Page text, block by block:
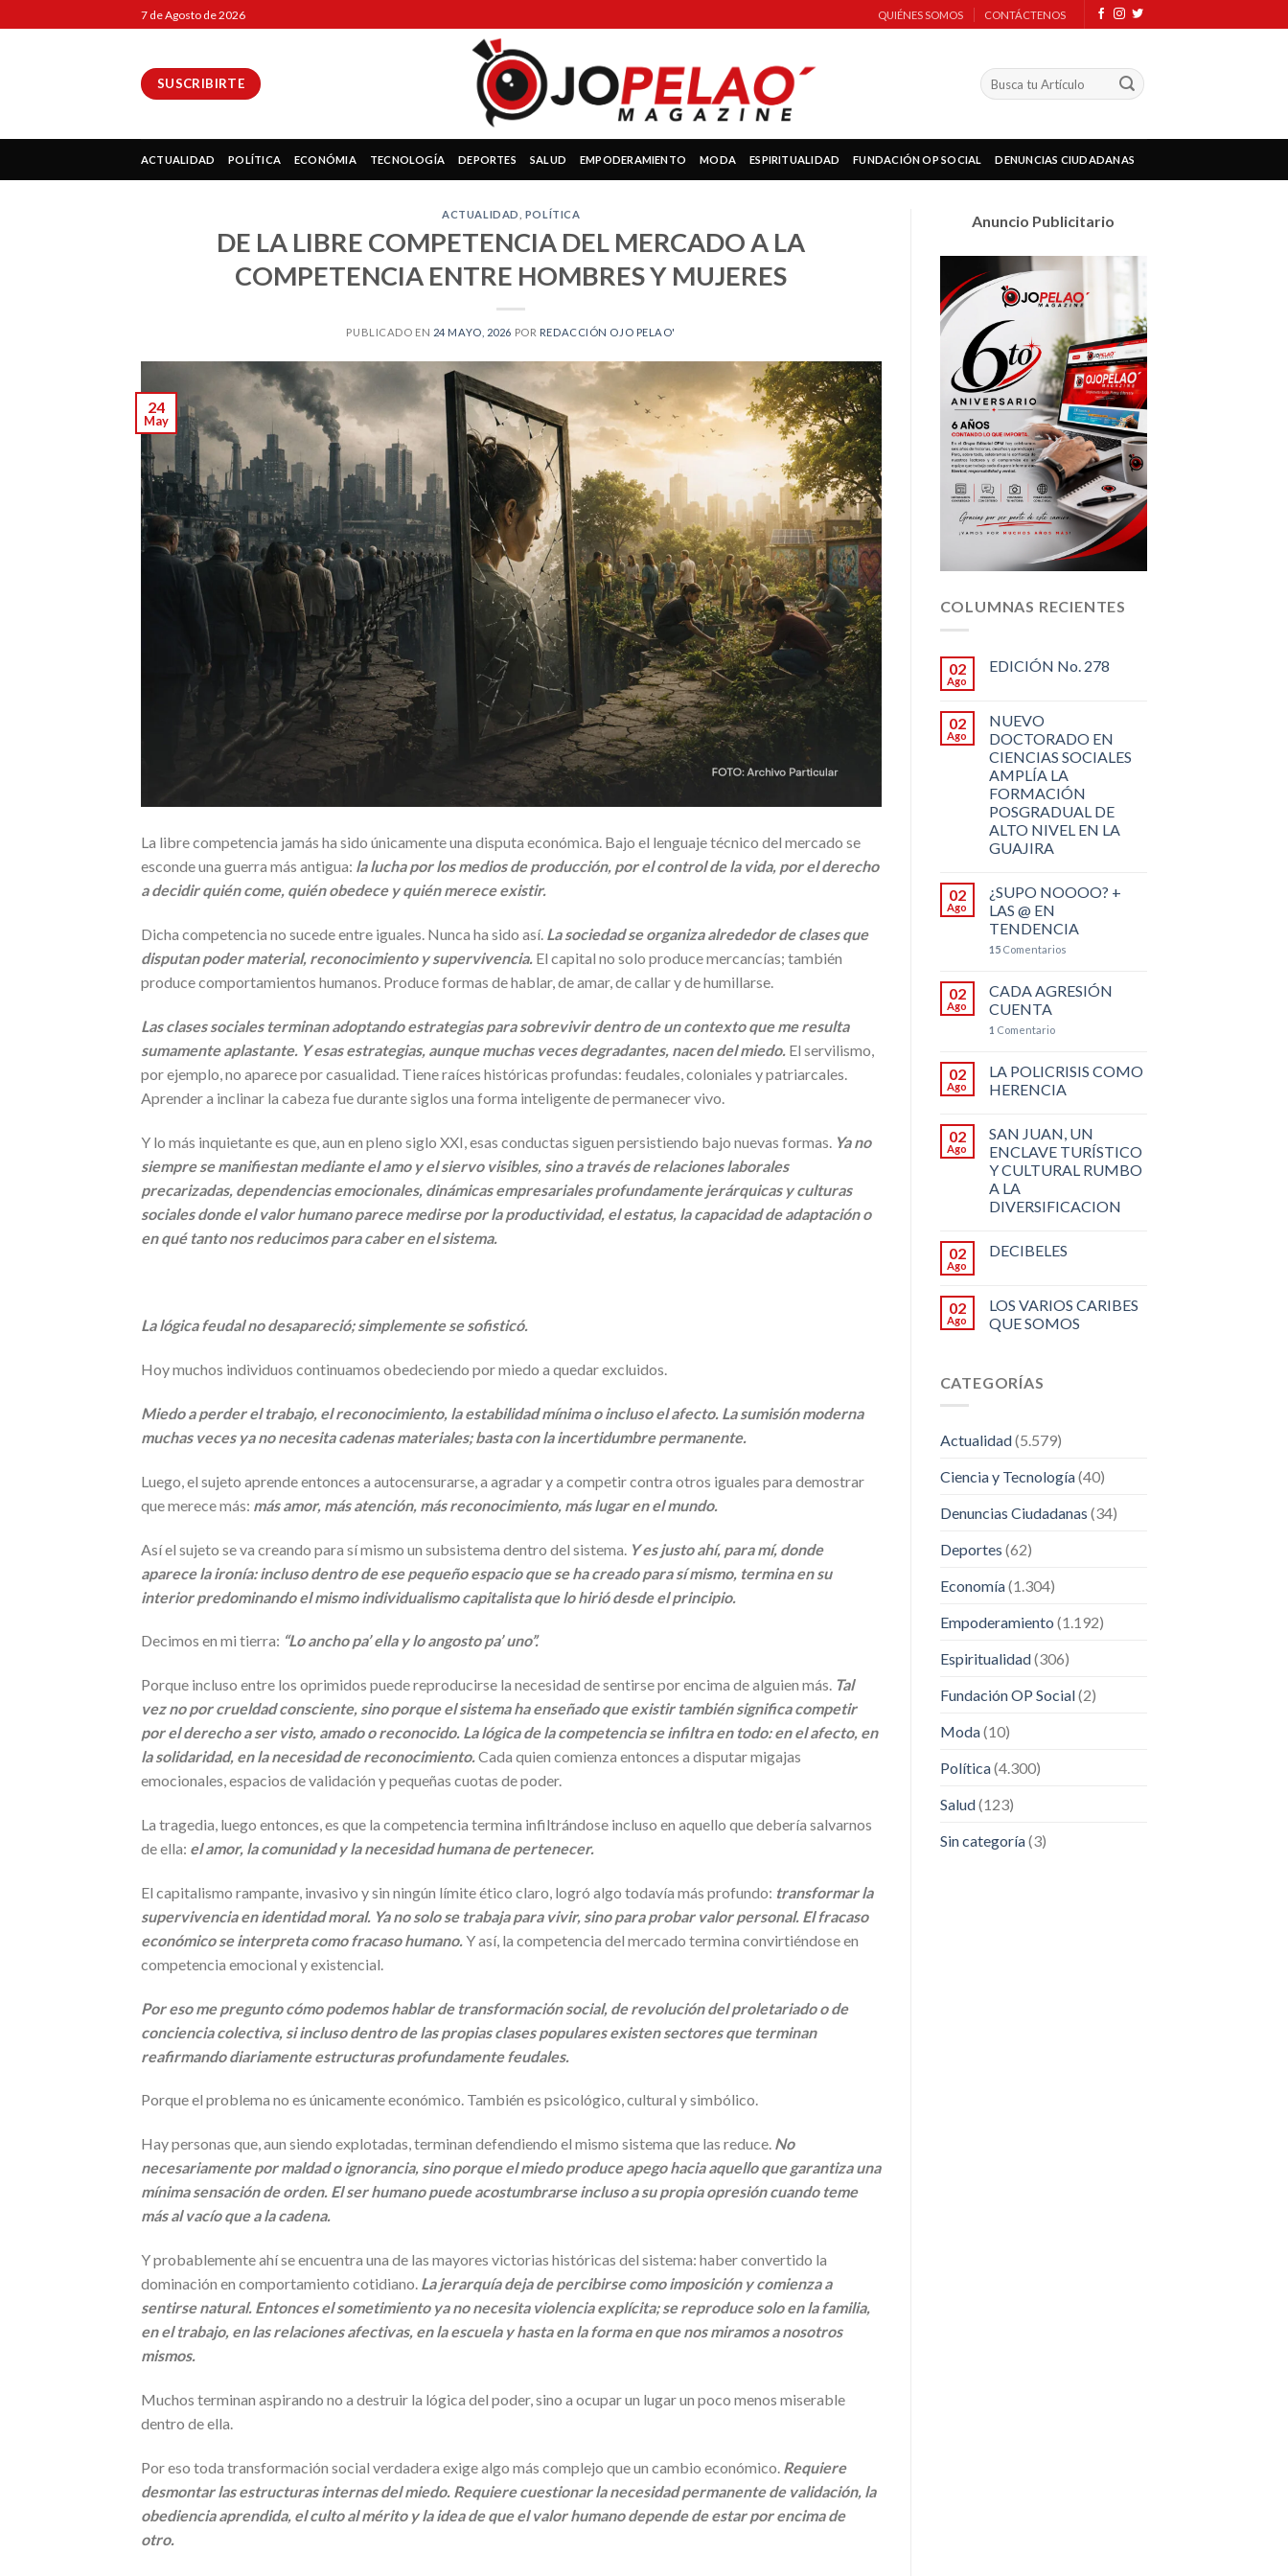
to
7 de Agosto de 2026 QUIÉNES SOMOS CONTÁCTENOS
SUSCRIBIRTE
ACTUALIDAD POLÍTICA ECONÓMIA TECNOLOGÍA DEPORTES SALUD EMPODERAMIENTO MODA ESPIRITUALIDAD FUNDACIÓN OP SOCIAL DENUNCIAS CIUDADANAS
ACTUALIDAD POLÍTICA
DE LA LIBRE COMPETENCIA DEL MERCADO A LA
COMPETENCIA ENTRE HOMBRES Y MUJERES
PUBLICADO EN 24 MAYO, 2026 POR REDACCIÓN OJO PELAO'
24
May
La libre competencia jamás ha sido únicamente una disputa económica. Bajo el lenguaje técnico del mercado se
esconde una guerra más antigua: la lucha por los medios de producción, por el control de la vida, por el derecho
a decidir quién come, quién obedece y quién merece existir.
Dicha competencia no sucede entre iguales. Nunca ha sido así. La sociedad se organiza alrededor de clases que
disputan poder material, reconocimiento y supervivencia. El capital no solo produce mercancías; también
produce comportamientos humanos. Produce formas de hablar, de amar, de callar y de humillarse.
Las clases sociales terminan adoptando estrategias para sobrevivir dentro de un contexto que me resulta
sumamente aplastante. Y esas estrategias, aunque muchas veces degradantes, nacen del miedo. El servilismo,
por ejemplo, no aparece por casualidad. Tiene raíces históricas profundas: feudales, coloniales y patriarcales.
Aprender a inclinar la cabeza fue durante siglos una forma inteligente de permanecer vivo.
Y lo más inquietante es que, aun en pleno siglo XXI, esas conductas siguen persistiendo bajo nuevas formas. Ya no
siempre se manifiestan mediante el amo y el siervo visibles, sino a través de relaciones laborales
precarizadas, dependencias emocionales, dinámicas empresariales profundamente jerárquicas y culturas
sociales donde el valor humano parece medirse por la productividad, el estatus, la capacidad de adaptación o
en qué tanto nos reducimos para caber en el sistema.
La lógica feudal no desapareció; simplemente se sofisticó.
Hoy muchos individuos continuamos obedeciendo por miedo a quedar excluidos.
Miedo a perder el trabajo, el reconocimiento, la estabilidad mínima o incluso el afecto. La sumisión moderna
muchas veces ya no necesita cadenas materiales; basta con la incertidumbre permanente.
Luego, el sujeto aprende entonces a autocensurarse, a agradar y a competir contra otros iguales para demostrar
que merece más: más amor, más atención, más reconocimiento, más lugar en el mundo.
Así el sujeto se va creando para sí mismo un subsistema dentro del sistema. Y es justo ahí, para mí, donde
aparece la ironía: incluso dentro de ese pequeño espacio que se ha creado para sí mismo, termina en su
interior predominando el mismo individualismo capitalista que lo hirió desde el principio.
Decimos en mi tierra: “Lo ancho pa’ ella y lo angosto pa’ uno”.
Porque incluso entre los oprimidos puede reproducirse la necesidad de sentirse por encima de alguien más. Tal
vez no por crueldad consciente, sino porque el sistema ha enseñado que existir también significa competir
por el derecho a ser visto, amado o reconocido. La lógica de la competencia se infiltra en todo: en el afecto, en
la solidaridad, en la necesidad de reconocimiento.Cada quien comienza entonces a disputar migajas
emocionales, espacios de validación y pequeñas cuotas de poder.
La tragedia, luego entonces, es que la competencia termina infiltrándose incluso en aquello que debería salvarnos
de ella: el amor, la comunidad y la necesidad humana de pertenecer.
El capitalismo rampante, invasivo y sin ningún límite ético claro, logró algo todavía más profundo: transformar la
supervivencia en identidad moral. Ya no solo se trabaja para vivir, sino para probar valor personal. El fracaso
económico se interpreta como fracaso humano. Y así, la competencia del mercado termina convirtiéndose en
competencia emocional y existencial.
Por eso me pregunto cómo podemos hablar de transformación social, de revolución del proletariado o de
conciencia colectiva, si incluso dentro de las propias clases populares existen sectores que terminan
reafirmando diariamente estructuras profundamente feudales.
Porque el problema no es únicamente económico. También es psicológico, cultural y simbólico.
Hay personas que, aun siendo explotadas, terminan defendiendo el mismo sistema que las reduce. No
necesariamente por maldad o ignorancia, sino porque el miedo produce apego hacia aquello que garantiza una
mínima sensación de orden. El ser humano puede acostumbrarse incluso a su propia opresión cuando teme
más al vacío que a la cadena.
Y probablemente ahí se encuentra una de las mayores victorias históricas del sistema: haber convertido la
dominación en comportamiento cotidiano. La jerarquía deja de percibirse como imposición y comienza a
sentirse natural. Entonces el sometimiento ya no necesita violencia explícita; se reproduce solo en la familia,
en el trabajo, en las relaciones afectivas, en la escuela y hasta en la forma en que nos miramos a nosotros
mismos.
Muchos terminan aspirando no a destruir la lógica del poder, sino a ocupar un lugar un poco menos miserable
dentro de ella.
Por eso toda transformación social verdadera exige algo más complejo que un cambio económico. Requiere
desmontar las estructuras internas del miedo. Requiere cuestionar la necesidad permanente de validación, la
obediencia aprendida, el culto al mérito y la idea de que el valor humano depende de estar por encima de
otro.
Anuncio Publicitario
COLUMNAS RECIENTES
02
Ago
EDICIÓN No. 278
02
Ago
NUEVO
DOCTORADO EN
CIENCIAS SOCIALES
AMPLÍA LA
FORMACIÓN
POSGRADUAL DE
ALTO NIVEL EN LA
GUAJIRA
02
Ago
¿SUPO NOOOO? +
LAS @ EN
TENDENCIA
15Comentarios
02
Ago
CADA AGRESIÓN
CUENTA
1 Comentario
02
Ago
LA POLICRISIS COMO
HERENCIA
02
Ago
SAN JUAN, UN
ENCLAVE TURÍSTICO
Y CULTURAL RUMBO
A LA
DIVERSIFICACION
02
Ago
DECIBELES
02
Ago
LOS VARIOS CARIBES
QUE SOMOS
CATEGORÍAS
Actualidad(5.579)
Ciencia y Tecnología(40)
Denuncias Ciudadanas (34)
Deportes (62)
Economía(1.304)
Empoderamiento (1.192)
Espiritualidad(306)
Fundación OP Social(2)
Moda(10)
Política(4.300)
Salud(123)
Sin categoría(3)